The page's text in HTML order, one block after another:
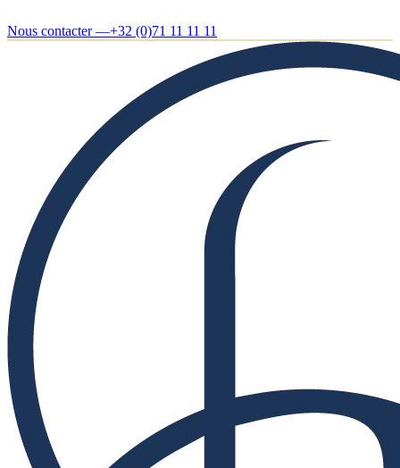
Nous contacter —+32 (0)71 11 11 11